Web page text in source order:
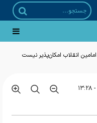
انقلاب امکان‌پذیر نیست